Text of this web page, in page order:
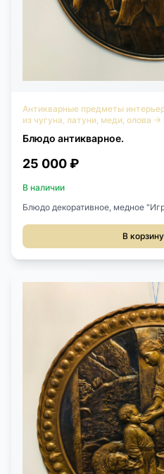
Антикварные предметы
из чугуна, латуни, меди, олова →
Блюдо антикварное.
25 000 ₽
В наличии
Блюдо декоративное, медное
В корзину